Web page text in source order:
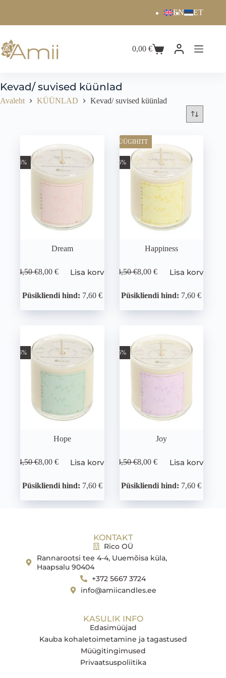
EN ET
0,00€
Kevad/ suvised küünlad
Avaleht KÜÜNLAD Kevad/ suvised küünlad
-45%
Dream
14,50€8,00 € Lisa korvi
Püsikliendi hind: 7,60 €
-45%
MÜÜGIHITT
Happiness
14,50€8,00€ Lisa korvi
Püsikliendi hind: 7,60 €
-45%
Hope
14,50€8,00 € Lisa korvi
Püsikliendi hind: 7,60 €
-45%
Joy
14,50€8,00€ Lisa korvi
Püsikliendi hind: 7,60 €
KONTAKT
Rico OÜ
Rannarootsi tee 4-4, Uuemõisa küla,
Haapsalu 90404
+372 5667 3724
info@amiicandles.ee
KASULIK INFO
Edasimüüjad
Kauba kohaletoimetamine ja tagastused
Müügitingimused
Privaatsuspoliitika